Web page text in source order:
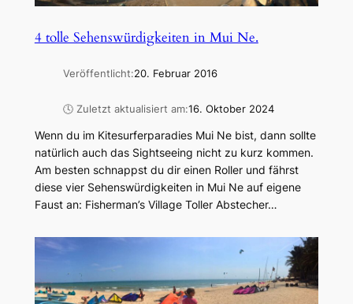
4 tolle Sehenswürdigkeiten in Mui Ne.
Veröffentlicht:20. Februar 2016
🕓 Zuletzt aktualisiert am:16. Oktober 2024
Wenn du im Kitesurferparadies Mui Ne bist, dann sollte
natürlich auch das Sightseeing nicht zu kurz kommen.
Am besten schnappst du dir einen Roller und fährst
diese vier Sehenswürdigkeiten in Mui Ne auf eigene
Faust an: Fisherman’s Village Toller Abstecher…